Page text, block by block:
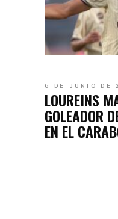
6 DE JUNIO DE
LOUREINS
GOLEADOR
EN EL